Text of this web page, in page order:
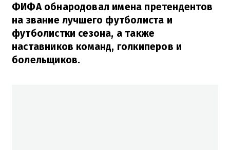
ФИФА обнародовал имена претендентов
на звание лучшего футболиста и
футболистки сезона, а также
наставников команд, голкиперов и
болельщиков.